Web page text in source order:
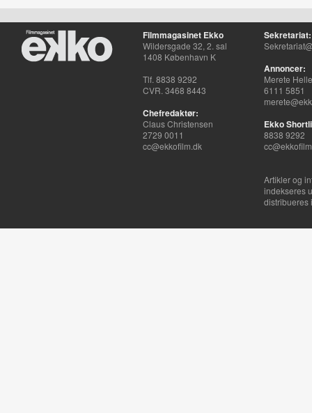
Filmmagasinet Ekko
Wildersgade 32, 2. sal
1408 København K
Tlf. 8838 9292
CVR. 3468 8443
Chefredaktør:
Claus Christensen
2729 0011
cc@ekkofilm.dk
Sekretariat:
Annoncer:
Merete
6111 5851
Ekko
8838 9292
Artikler og
indekseres
distribueres